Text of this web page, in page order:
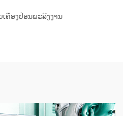
ຄື່ອງປ່ອນພະລັງງານ